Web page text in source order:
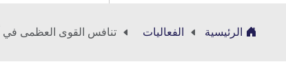
الرئيسية الفعاليات تنافس القوى العظمى في